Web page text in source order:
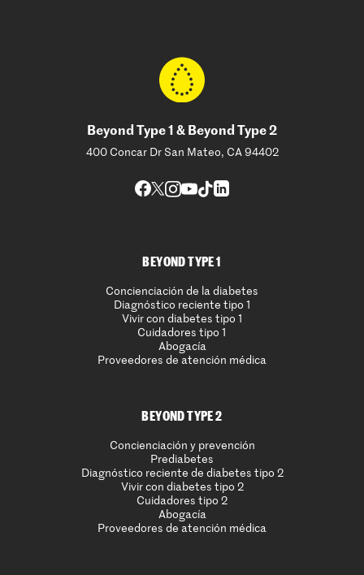
Beyond Type 1 & Beyond Type 2
400 Concar Dr San Mateo, CA 94402
BEYOND TYPE 1
Concienciación de la diabetes
Diagnóstico reciente tipo 1
Vivir con diabetes tipo 1
Cuidadores tipo 1
Abogacía
Proveedores de atención médica
BEYOND TYPE 2
Concienciación y prevención
Prediabetes
Diagnóstico reciente de diabetes tipo 2
Vivir con diabetes tipo 2
Cuidadores tipo 2
Abogacía
Proveedores de atención médica